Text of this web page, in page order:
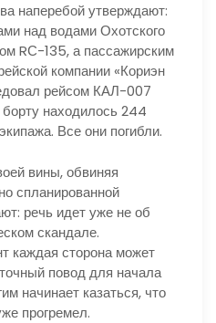
наперебой утверждают:
над водами Охотского
RС-135, а пассажирским
компании «Кориэн
рейсом КАЛ-007
находилось 244
Все они погибли.
вины, обвиняя
спланированной
речь идет уже не об
скандале.
каждая сторона может
повод для начала
начинает казаться, что
прогремел.